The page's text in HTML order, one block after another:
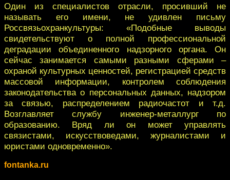
Один из специалистов отрасли, просивший не
называть его имени, не удивлен письму
Россвязьохранкультуры: «Подобные выводы
свидетельствуют о полной профессиональной
деградации объединенного надзорного органа. Он
сейчас занимается самыми разными сферами –
охраной культурных ценностей, регистрацией средств
массовой информации, контролем соблюдения
законодательства о персональных данных, надзором
за связью, распределением радиочастот и т.д.
Возглавляет службу инженер-металлург по
образованию. Вряд ли он может управлять
связистами, искусствоведами, журналистами и
юристами одновременно».
fontanka.ru